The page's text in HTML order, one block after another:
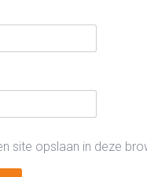
site opslaan in deze